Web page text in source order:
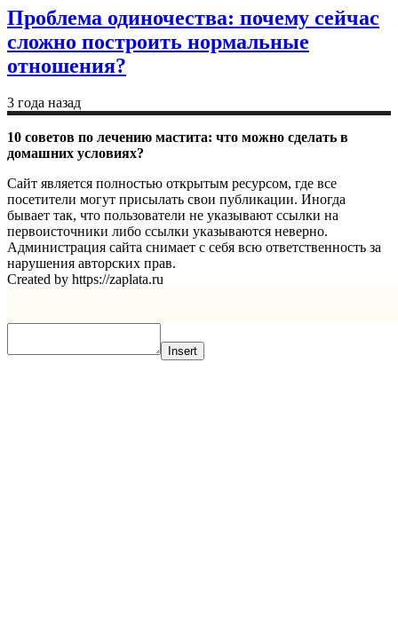
Проблема одиночества: почему сейчас
сложно построить нормальные
отношения?
3 года назад
10 советов по лечению мастита: что можно сделать в
домашних условиях?
Сайт является полностью открытым ресурсом, где все
посетители могут присылать свои публикации. Иногда
бывает так, что пользователи не указывают ссылки на
первоисточники либо ссылки указываются неверно.
Администрация сайта снимает с себя всю ответственность за
нарушения авторских прав.
Created by https://zaplata.ru
Insert